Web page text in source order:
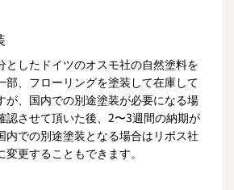
としたドイツのオスモ社の自然塗料を
部、フローリングを塗装して在庫して
が、国内での別途塗装が必要になる場
認させて頂いた後、2〜3週間の納期が
内での別途塗装となる場合はリボス社
更することもできます。